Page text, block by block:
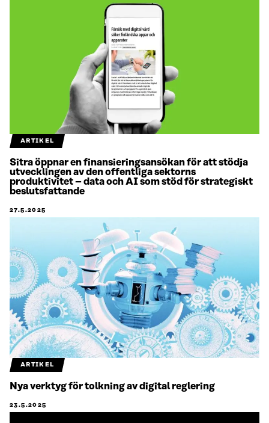
ARTIKEL
Sitra öppnar en finansieringsansökan för att stödja
utvecklingen av den offentliga sektorns
produktivitet – data och AI som stöd för strategiskt
beslutsfattande
27.5.2025
ARTIKEL
Nya verktyg för tolkning av digital reglering
23.5.2025